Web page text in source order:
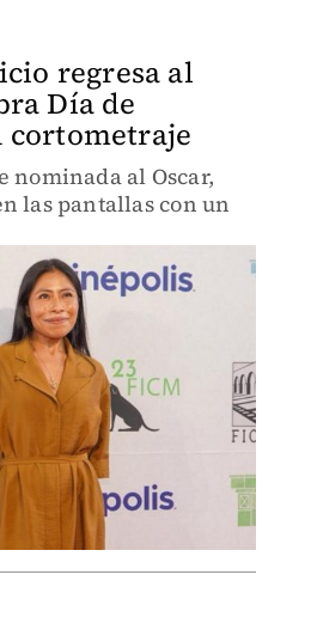
regresa al
Día de
cortometraje
nominada al Oscar,
las pantallas con un